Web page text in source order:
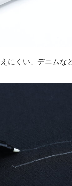
にくい、デニムな